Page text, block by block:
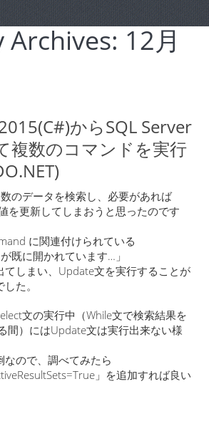
12月
からSQL Server
複数のコマンドを実行
のデータを検索し、必要があれば
を更新してしまおうと思ったのです
に関連付けられている
既に開かれています…」
てしまい、Update文を実行することが
た。
文の実行中（While文で検索結果を
間）にはUpdate文は実行出来ない様
なので、調べてみたら
」を追加すれば良い